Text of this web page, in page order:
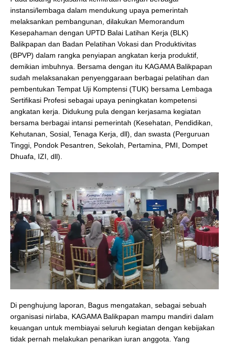
instansi/lembaga dalam mendukung upaya pemerintah
melaksankan pembangunan, dilakukan Memorandum
Kesepahaman dengan UPTD Balai Latihan Kerja (BLK)
Balikpapan dan Badan Pelatihan Vokasi dan Produktivitas
(BPVP) dalam rangka penyiapan angkatan kerja produktif,
demikian imbuhnya. Bersama dengan itu KAGAMA Balikpapan
sudah melaksanakan penyenggaraan berbagai pelatihan dan
pembentukan Tempat Uji Komptensi (TUK) bersama Lembaga
Sertifikasi Profesi sebagai upaya peningkatan kompetensi
angkatan kerja. Didukung pula dengan kerjasama kegiatan
bersama berbagai intansi pemerintah (Kesehatan, Pendidikan,
Kehutanan, Sosial, Tenaga Kerja, dll), dan swasta (Perguruan
Tinggi, Pondok Pesantren, Sekolah, Pertamina, PMI, Dompet
Dhuafa, IZI, dll).
Di penghujung laporan, Bagus mengatakan, sebagai sebuah
organisasi nirlaba, KAGAMA Balikpapan mampu mandiri dalam
keuangan untuk membiayai seluruh kegiatan dengan kebijakan
tidak pernah melakukan penarikan iuran anggota. Yang